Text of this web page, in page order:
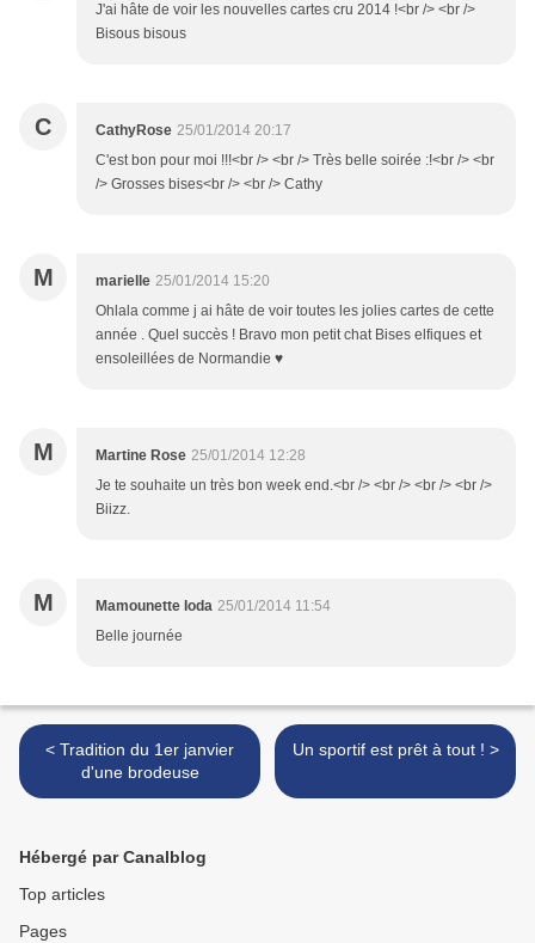
J'ai hâte de voir les nouvelles cartes cru 2014 !<br /> <br />
Bisous bisous
C CathyRose 25/01/2014 20:17
C'est bon pour moi !!!<br /> <br /> Très belle soirée :!<br /> <br
/> Grosses bises<br /> <br /> Cathy
M marielle 25/01/2014 15:20
Ohlala comme j ai hâte de voir toutes les jolies cartes de cette
année . Quel succès ! Bravo mon petit chat Bises elfiques et
ensoleillées de Normandie ♥
M Martine Rose 25/01/2014 12:28
Je te souhaite un très bon week end.<br /> <br /> <br /> <br />
Biizz.
M Mamounette Ioda 25/01/2014 11:54
Belle journée
< Tradition du 1er janvier
d'une brodeuse
Un sportif est prêt à tout ! >
Hébergé par Canalblog
Top articles
Pages